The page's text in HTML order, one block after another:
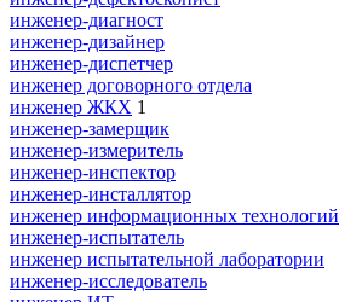
инженер-диагност
инженер-дизайнер
инженер-диспетчер
инженер договорного отдела
инженер ЖКХ 1
инженер-замерщик
инженер-измеритель
инженер-инспектор
инженер-инсталлятор
инженер информационных технологий
инженер-испытатель
инженер испытательной лаборатории
инженер-исследователь